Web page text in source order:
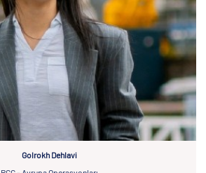
Golrokh Dehlavi